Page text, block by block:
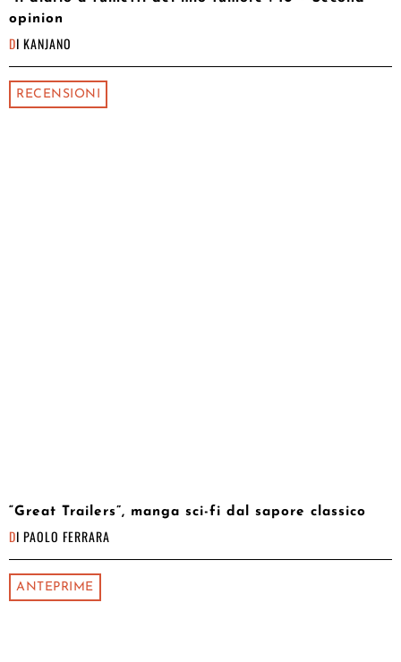
opinion
DI KANJANO
RECENSIONI
“Great Trailers”, manga sci-fi dal sapore classico
DI PAOLO FERRARA
ANTEPRIME